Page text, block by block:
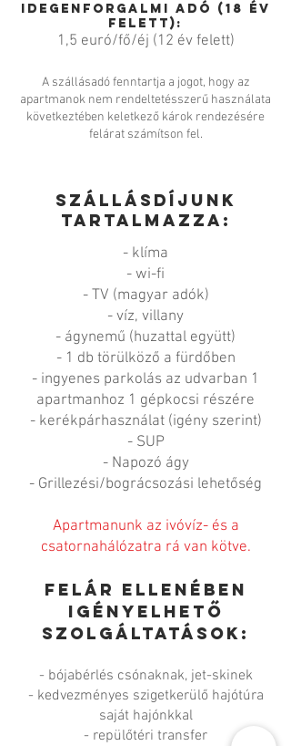
Idegenforgalmi adó (18 év
felett):
1,5 euró/fő/éj (12 év felett)
A szállásadó fenntartja a jogot, hogy az
apartmanok nem rendeltetésszerű használata
következtében keletkező károk rendezésére
felárat számítson fel.
Szállásdíjunk
tartalmazza:
- klíma
- wi-fi
- TV (magyar adók)
- víz, villany
- ágynemű (huzattal együtt)
- 1 db törülköző a fürdőben
- ingyenes parkolás az udvarban 1
apartmanhoz 1 gépkocsi részére
- kerékpárhasználat (igény szerint)
- SUP
- Napozó ágy
- Grillezési/bográcsozási lehetőség
Apartmanunk az ivóvíz- és a
csatornahálózatra rá van kötve.
Felár ellenében
igényelhető
szolgáltatások:
- bójabérlés csónaknak, jet-skinek
- kedvezményes szigetkerülő hajótúra
saját hajónkkal
- repülőtéri transfer